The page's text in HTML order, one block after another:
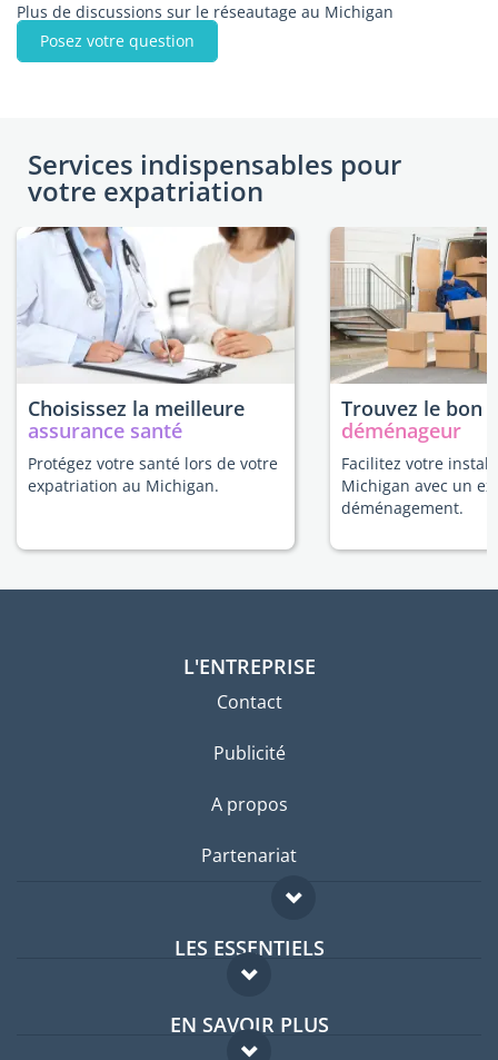
Plus de discussions sur le réseautage au Michigan
Posez votre question
Services indispensables pour
votre expatriation
Choisissez la meilleure
assurance santé
Protégez votre santé lors de votre
expatriation au Michigan.
Trouvez le bon
déménageur
Facilitez votre
Michigan avec un
déménagement.
L'ENTREPRISE
Contact
Publicité
A propos
Partenariat
LES ESSENTIELS
Forum expatriés
Guides pays
EN SAVOIR PLUS